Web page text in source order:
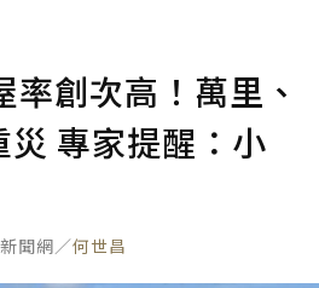
創次高！萬里、
專家提醒：小
聞網／何世昌